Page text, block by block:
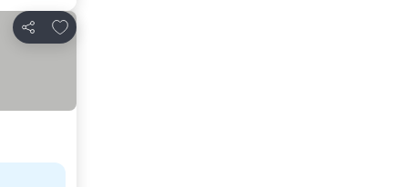
Del
Legg til i favoritter